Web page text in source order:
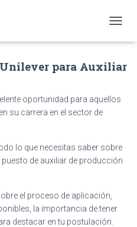
O
G
N
T
para Auxiliar
oportunidad para aquellos
su carrera en el sector de
lo que necesitas saber sobre
de auxiliar de producción
el proceso de aplicación,
la importancia de tener
destacar en tu postulación.